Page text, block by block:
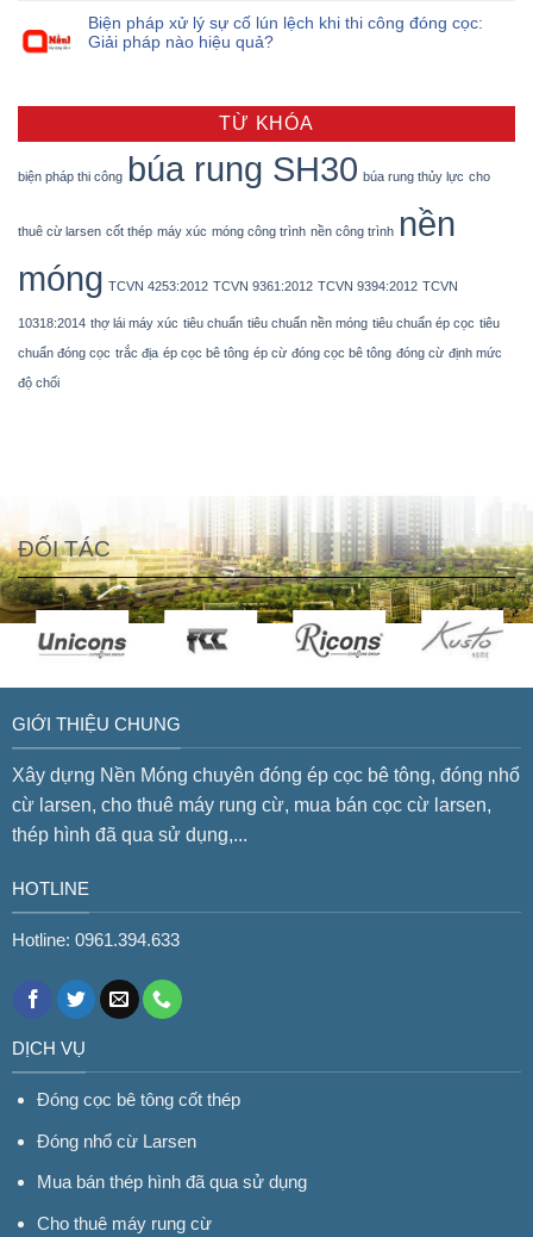
Biện pháp xử lý sự cố lún lệch khi thi công đóng cọc:
Giải pháp nào hiệu quả?
TỪ KHÓA
biện pháp thi công búa rung SH30 búa rung thủy lực cho
thuê cừ larsen cốt thép máy xúc móng công trình nền công trình nền
móng TCVN 4253:2012 TCVN 9361:2012 TCVN 9394:2012 TCVN
10318:2014 thợ lái máy xúc tiêu chuẩn tiêu chuẩn nền móng tiêu chuẩn ép cọc tiêu
chuẩn đóng cọc trắc địa ép cọc bê tông ép cừ đóng cọc bê tông đóng cừ định mức
độ chối
ĐỐI TÁC
GIỚI THIỆU CHUNG
Xây dựng Nền Móng chuyên đóng ép cọc bê tông, đóng nhổ
cừ larsen, cho thuê máy rung cừ, mua bán cọc cừ larsen,
thép hình đã qua sử dụng,...
HOTLINE
Hotline: 0961.394.633
DỊCH VỤ
Đóng cọc bê tông cốt thép
Đóng nhổ cừ Larsen
Mua bán thép hình đã qua sử dụng
Cho thuê máy rung cừ